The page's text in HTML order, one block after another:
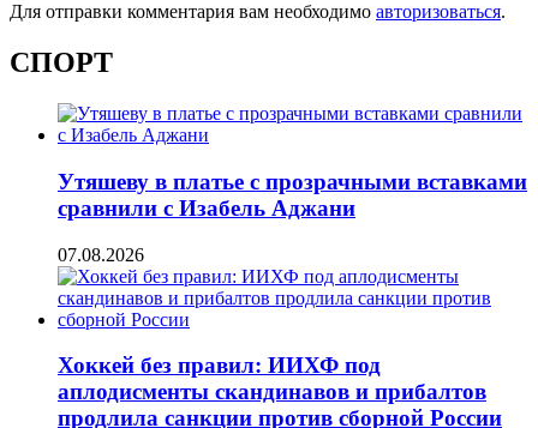
Для отправки комментария вам необходимо авторизоваться.
СПОРТ
Утяшеву в платье с прозрачными вставками
сравнили с Изабель Аджани
07.08.2026
Хоккей без правил: ИИХФ под
аплодисменты скандинавов и прибалтов
продлила санкции против сборной России